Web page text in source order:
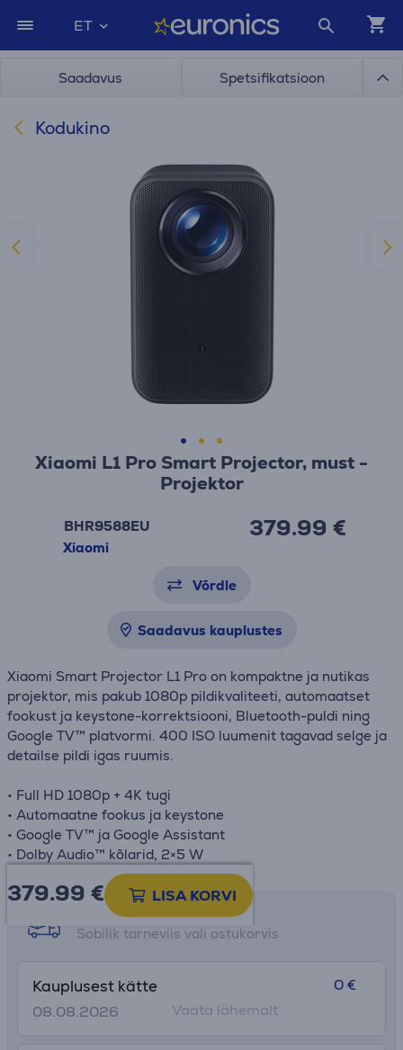
ET
Saadavus Spetsifikatsioon
Kodukino
Xiaomi L1 Pro Smart Projector, must -
Projektor
BHR9588EU
Xiaomi
379.99 €
Võrdle
Saadavus kauplustes
Xiaomi Smart Projector L1 Pro on kompaktne ja nutikas
projektor, mis pakub 1080p pildikvaliteeti, automaatset
fookust ja keystone-korrektsiooni, Bluetooth-puldi ning
Google TV™ platvormi. 400 ISO luumenit tagavad selge ja
detailse pildi igas ruumis.
• Full HD 1080p + 4K tugi
• Automaatne fookus ja keystone
• Google TV™ ja Google Assistant
• Dolby Audio™ kõlarid, 2×5 W
379.99 € LISA KORVI
Tarne võimalused
Sobilik tarneviis vali ostukorvis
Kauplusest kätte
08.08.2026
0 €
Vaata lähemalt